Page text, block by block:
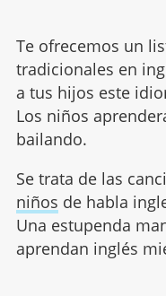
Te ofrecemos un
tradicionales en
a tus hijos este
Los niños
bailando.
Se trata de las
niños de habla
Una estupenda
aprendan inglés